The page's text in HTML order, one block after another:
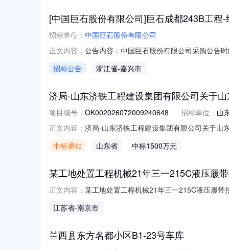
[中国巨石股份有限公司]巨石成都243B工程
招标单位： 中国巨石股份有限公司
正文内容： 公告内容：中国巨石股份有限公司采购公告
方式：采购单位商务联系人:费娇;联系电话
招标公告 浙江省-嘉兴市
济局-山东济铁工程建设集团有限公司关于
项目编号： OK002026072009240648 招标单位： 山
正文内容： 济局-山东济铁工程建设集团有限公司关于山
价项目结果公告如下：项目名称：山东京
中标通知 山东省 中标1500万元
某工地处置工程机械21年三一215C液压履
正文内容： 某工地处置工程机械21年三一215C液压履
川崎液压系统。仅工作7800多小时。一手购
江苏省-南京市
兰西县东方名都小区B1-23号车库